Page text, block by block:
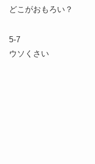
どこがおもろい？
5-7
ウソくさい